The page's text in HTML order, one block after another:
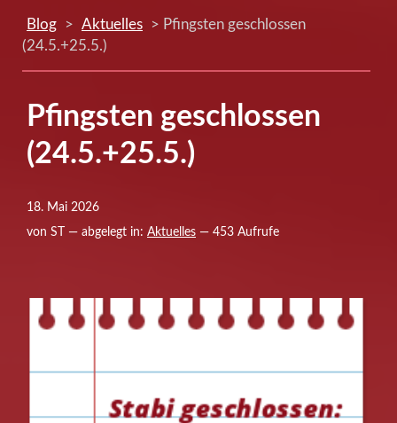
Blog > Aktuelles
> Pfingsten geschlossen
(24.5.+25.5.)
Pfingsten geschlossen
(24.5.+25.5.)
18. Mai 2026
von ST — abgelegt in: Aktuelles — 453 Aufrufe